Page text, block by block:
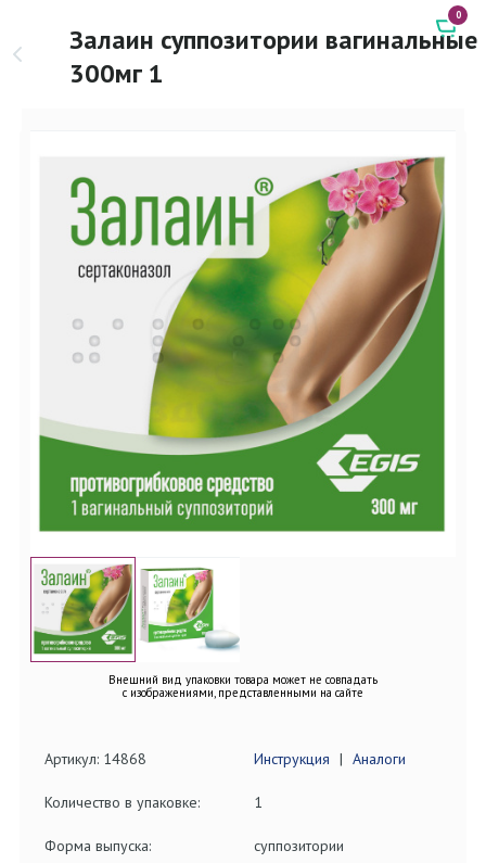
Залаин суппозитории вагинальные
300мг 1
0
Внешний вид упаковки товара может не совпадать
с изображениями, представленными на сайте
Артикул: 14868 Инструкция | Аналоги
Количество в упаковке: 1
Форма выпуска: суппозитории